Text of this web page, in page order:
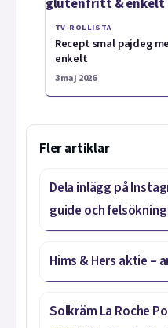
TV-ROLLISTA
Recept smal pajdeg
enkelt
3 maj 2026
Fler artiklar
Dela inlägg på
guide och felsökning
Hims & Hers aktie –
Solkräm La Roche